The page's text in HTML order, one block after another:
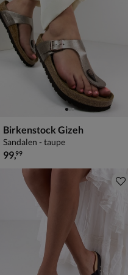
Birkenstock Gizeh
Sandalen - taupe
€ 99,99
99,99